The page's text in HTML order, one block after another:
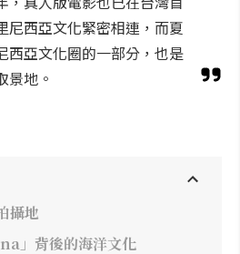
尼西亞文化緊密相連，而夏
西亞文化圈的一部分，也是
景地。
攝地
」背後的海洋文化